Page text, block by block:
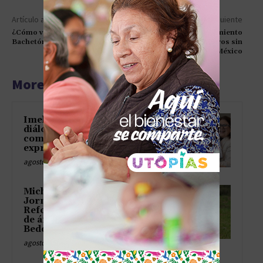
Artículo anterior
¿Cómo va el programa
Bachetón?
Artículo siguiente
Aprueban Encarcelamiento
para Agentes Extranjeros sin
Permiso en México
More articles
Imelda Castro fortalece
diálogo con medios y refrenda
compromiso con la libertad de
expresión
agosto 5, 2026
Michoacán se suma a la
Jornada Nacional de
Reforestación con 13 millones
de árboles este año: Ramírez
Bedolla
agosto 5, 2026